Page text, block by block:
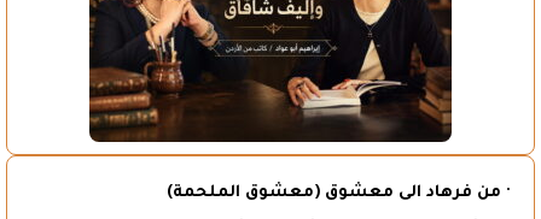
· من فرهاد الى معشوق (معشوق الملحمة)